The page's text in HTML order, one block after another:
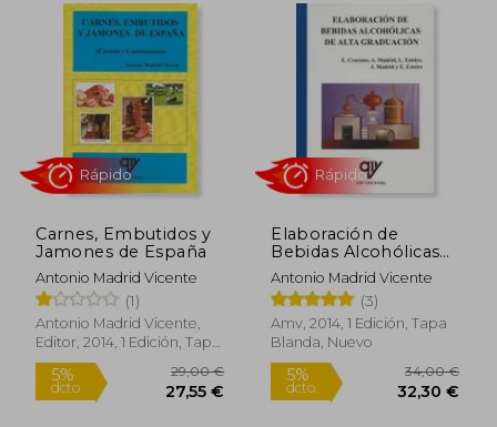
del sector.
Carnes, Embutidos y
Jamones de España
Antonio Madrid Vicente
(1)
Antonio Madrid Vicente,
Editor, 2014, 1 Edición, Tapa
Blanda, Nuevo
Rápido
Elaboración de
Bebidas Alcohólicas
de Alta Graduación
Antonio Madrid Vicente
(3)
Amv, 2014, 1 Edición, Tapa
Blanda, Nuevo
Rápido